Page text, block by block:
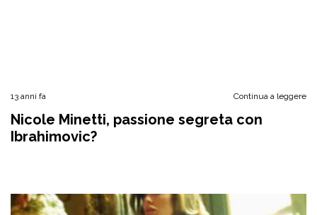
13 anni fa Continua a leggere
Nicole Minetti, passione segreta con
Ibrahimovic?